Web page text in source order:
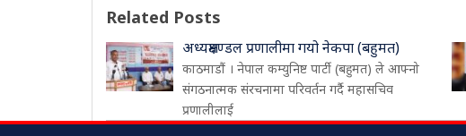
Related Posts
अध्यक्षमण्डल प्रणालीमा गयो नेकपा (बहुमत)
काठमाडौं । नेपाल कम्युनिष्ट पार्टी (बहुमत) ले आफ्नो
संगठनात्मक संरचनामा परिवर्तन गर्दै महासचिव
प्रणालीलाई